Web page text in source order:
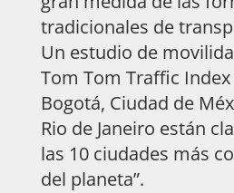
tradicionales de
Un estudio de
Tom Tom Traffic
Bogotá, Ciudad de
Rio de Janeiro están
las 10 ciudades más
del planeta”.